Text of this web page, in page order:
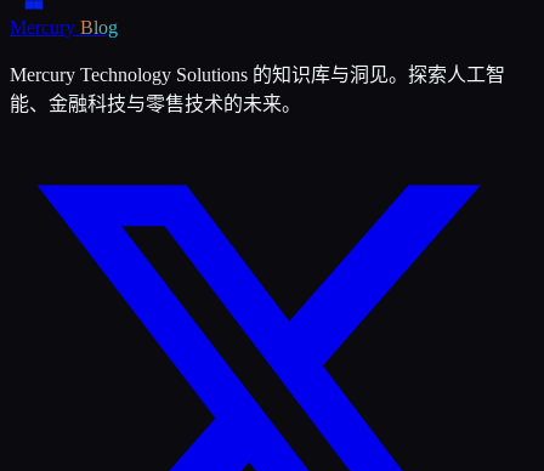
Mercury Blog
Mercury Technology Solutions 的知识库与洞见。探索人工智
能、金融科技与零售技术的未来。